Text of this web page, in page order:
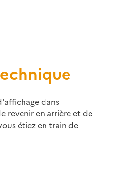
dans
revenir en arrière et de
étiez en train de